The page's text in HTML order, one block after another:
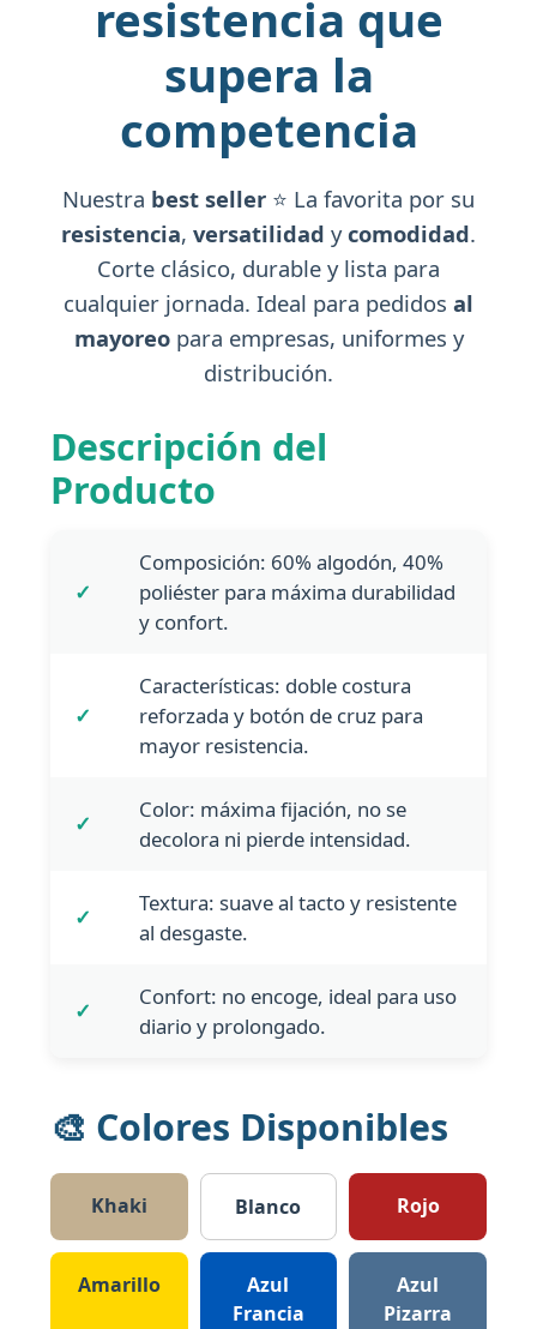
resistencia que
supera la
competencia
Nuestra best seller ⭐ La favorita por su
resistencia, versatilidad ycomodidad.
Corte clásico, durable y lista para
cualquier jornada. Ideal para pedidos al
mayoreopara empresas, uniformes y
distribución.
Descripción del
Producto
✓
Composición: 60% algodón, 40%
poliéster para máxima durabilidad
y confort.
✓
Características: doble costura
reforzada y botón de cruz para
mayor resistencia.
✓
Color: máxima fijación, no se
decolora ni pierde intensidad.
✓
Textura: suave al tacto y resistente
al desgaste.
✓
Confort: no encoge, ideal para uso
diario y prolongado.
🎨 Colores Disponibles
Khaki Blanco Rojo
Amarillo
Azul
Francia
Azul
Pizarra